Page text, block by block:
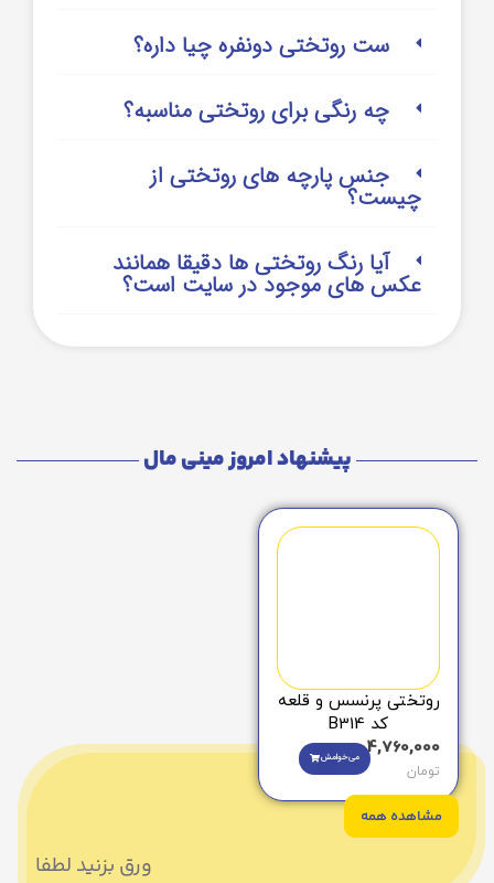
ست روتختی دونفره چیا داره؟
چه رنگی برای روتختی مناسبه؟
جنس پارچه های روتختی از
چیست؟
آیا رنگ روتختی ها دقیقا همانند
عکس های موجود در سایت است؟
پیشنهاد امروز مینی مال
روتختی پرنسس و قلعه
کد B314
4,760,000
تومان
می‌خوامش
مشاهده همه
ورق بزنید لطفا